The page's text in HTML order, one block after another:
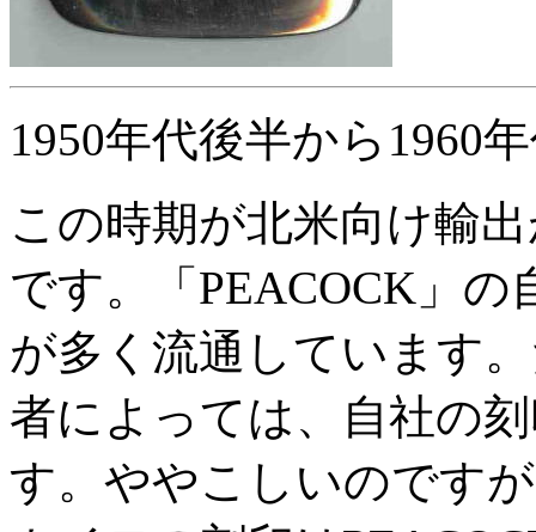
1950年代後半から1960
この時期が北米向け輸
です。「PEACOCK」
が多く流通しています
者によっては、自社の
す。ややこしいのです